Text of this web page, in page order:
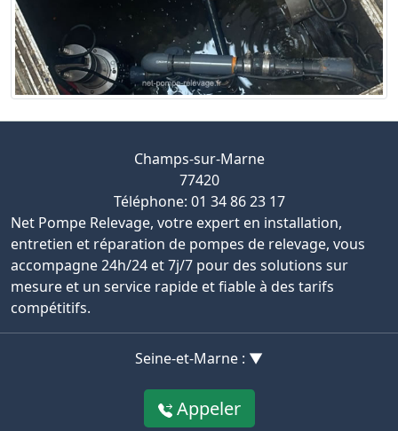
Champs-sur-Marne
77420
Téléphone: 01 34 86 23 17
Net Pompe Relevage, votre expert en installation,
entretien et réparation de pompes de relevage, vous
accompagne 24h/24 et 7j/7 pour des solutions sur
mesure et un service rapide et fiable à des tarifs
compétitifs.
Seine-et-Marne : ▼
Appeler